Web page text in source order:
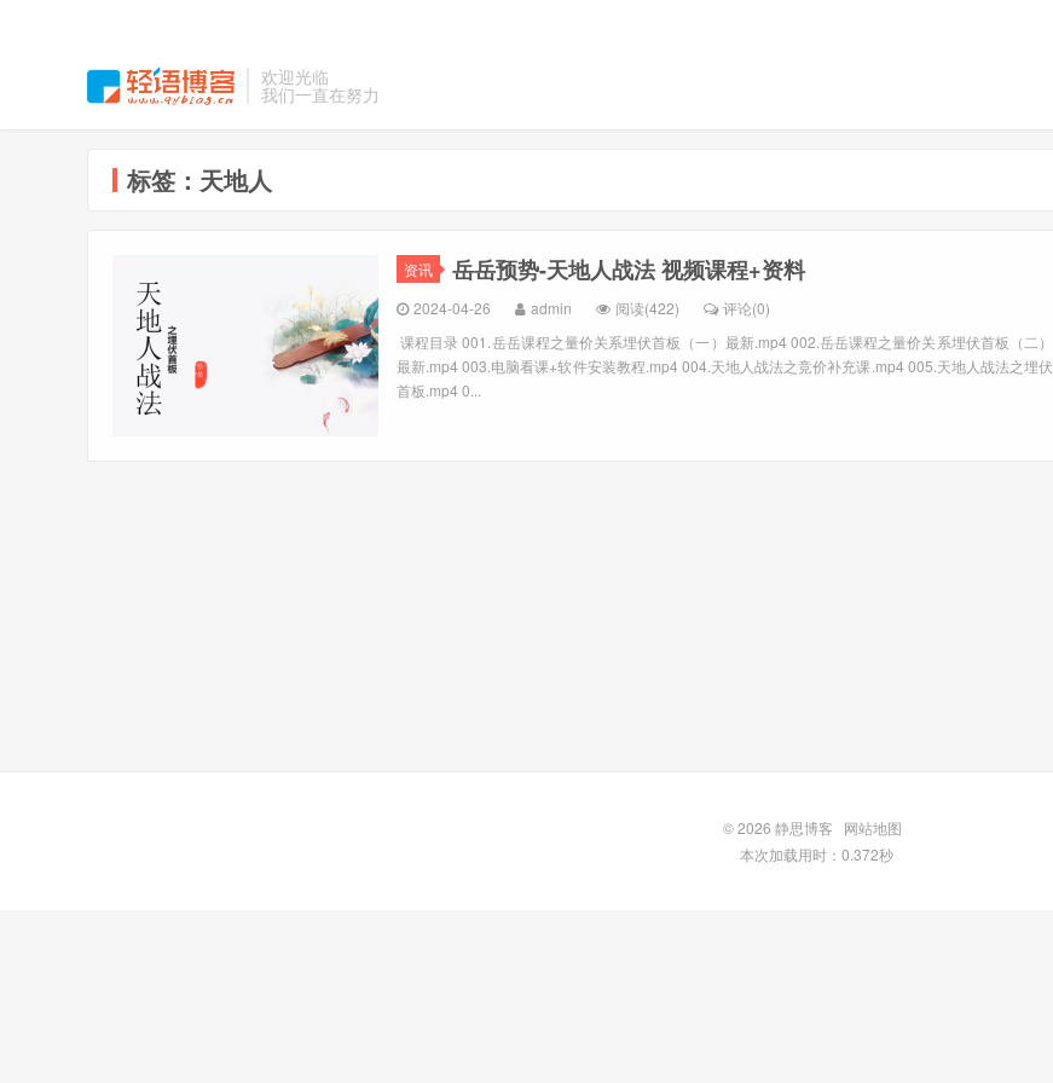
欢迎光临
我们一直在努力
标签：天地人
资讯 岳岳预势-天地人战法 视频课程+资料
2024-04-26 admin 阅读(422)
评论(0)
课程目录 001.岳岳课程之量价关系埋伏首板（一）最新.mp4 002.岳岳课程之量价关系埋伏首板（二）
最新.mp4 003.电脑看课+软件安装教程.mp4 004.天地人战法之竞价补充课.mp4 005.天地人战法之埋伏
首板.mp4 0...
© 2026 静思博客
网站地图
本次加载用时：0.372秒